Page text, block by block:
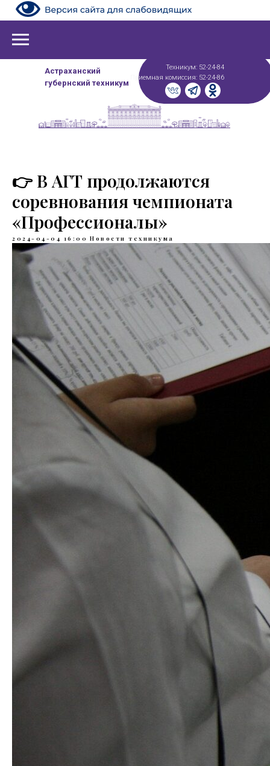
Астраханский
губернский техникум
Техникум: 52-24-84
Приемная комиссия: 52-24-86
👉 В АГТ продолжаются
соревнования чемпионата
«Профессионалы»
2024-04-04 16:00 Новости техникума